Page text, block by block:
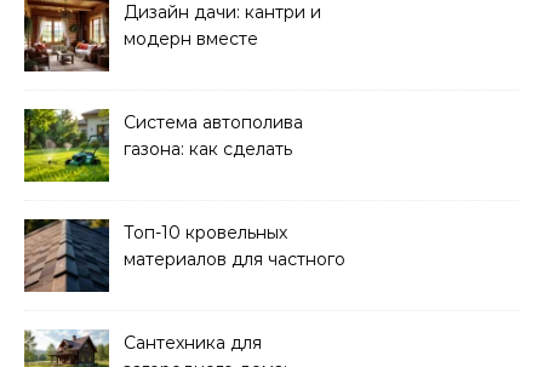
Дизайн дачи: кантри и
модерн вместе
Система автополива
газона: как сделать
Топ-10 кровельных
материалов для частного
Сантехника для